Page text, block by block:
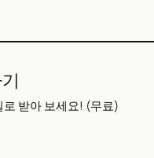
받아 보세요! (무료)